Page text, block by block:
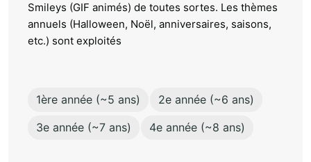
Smileys (GIF animés) de toutes sortes. Les thèmes
annuels (Halloween, Noël, anniversaires, saisons,
etc.) sont exploités
1ère année (~5 ans)
2e année (~6 ans)
3e année (~7 ans)
4e année (~8 ans)